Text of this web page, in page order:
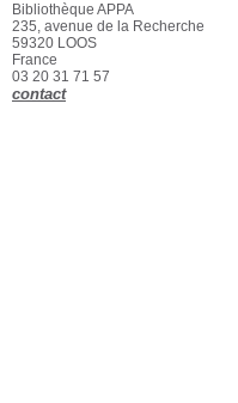
Bibliothèque APPA
235, avenue de la Recherche
59320 LOOS
France
03 20 31 71 57
contact